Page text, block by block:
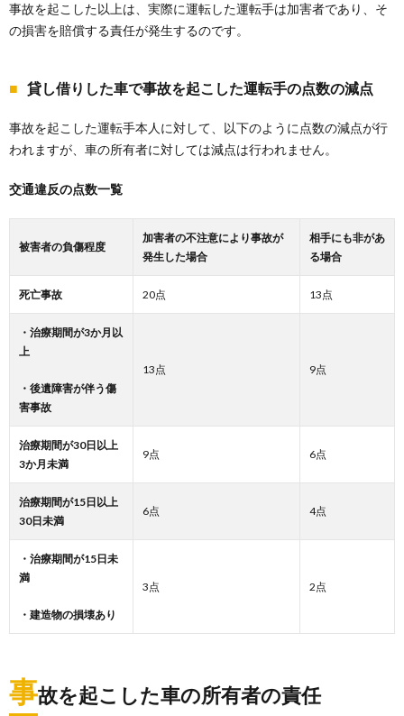
事故を起こした以上は、実際に運転した運転手は加害者であり、そ
の損害を賠償する責任が発生するのです。
貸し借りした車で事故を起こした運転手の点数の減点
事故を起こした運転手本人に対して、以下のように点数の減点が行
われますが、車の所有者に対しては減点は行われません。
交通違反の点数一覧
被害者の負傷程度
加害者の不注意により事故が
発生した場合
相手にも非があ
る場合
死亡事故 20点 13点
・治療期間が3か月以
上
・後遺障害が伴う傷
害事故
13点 9点
治療期間が30日以上
3か月未満
9点 6点
治療期間が15日以上
30日未満
6点 4点
・治療期間が15日未
満
・建造物の損壊あり
3点 2点
事故を起こした車の所有者の責任